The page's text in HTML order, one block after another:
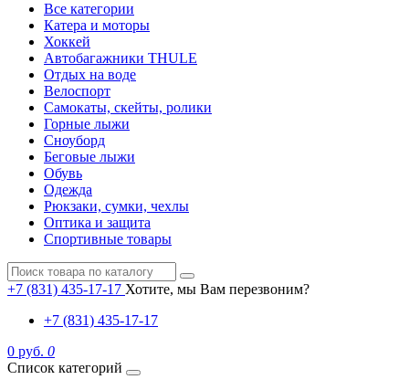
Все категории
Катера и моторы
Хоккей
Автобагажники THULE
Отдых на воде
Велоспорт
Самокаты, скейты, ролики
Горные лыжи
Сноуборд
Беговые лыжи
Обувь
Одежда
Рюкзаки, сумки, чехлы
Оптика и защита
Спортивные товары
+7 (831) 435-17-17 Хотите, мы Вам перезвоним?
+7 (831) 435-17-17
0 руб. 0
Список категорий